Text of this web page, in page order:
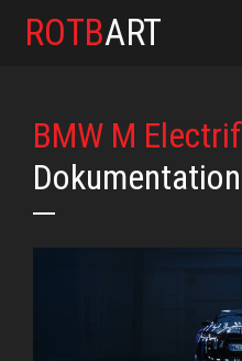
ROTBART
BMW M